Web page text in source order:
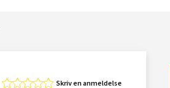
Skriv en anmeldelse